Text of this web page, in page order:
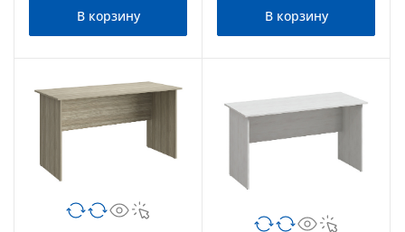
В корзину
В корзину